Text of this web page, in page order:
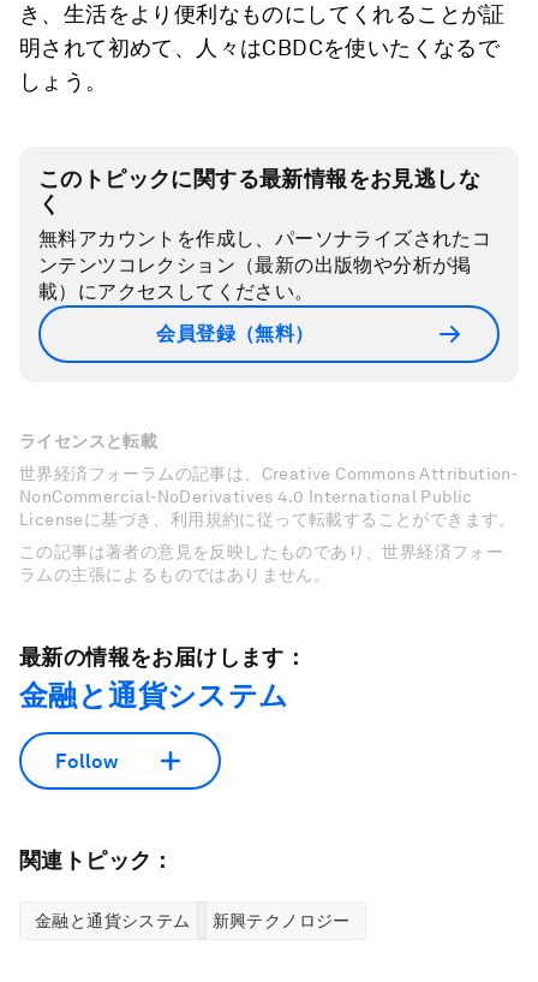
き、生活をより便利なものにしてくれることが証
明されて初めて、人々はCBDCを使いたくなるで
しょう。
このトピックに関する最新情報をお見逃しな
く
無料アカウントを作成し、パーソナライズされたコ
ンテンツコレクション（最新の出版物や分析が掲
載）にアクセスしてください。
会員登録（無料）
ライセンスと転載
世界経済フォーラムの記事は、Creative Commons Attribution-
NonCommercial-NoDerivatives 4.0 International Public
Licenseに基づき、利用規約に従って転載することができます。
この記事は著者の意見を反映したものであり、世界経済フォー
ラムの主張によるものではありません。
最新の情報をお届けします：
金融と通貨システム
Follow
関連トピック：
金融と通貨システム 新興テクノロジー